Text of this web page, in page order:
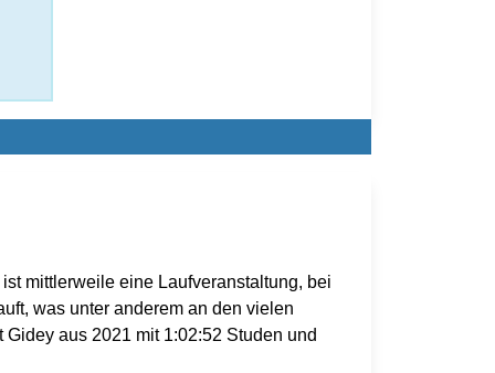
mittlerweile eine Laufveranstaltung, bei
was unter anderem an den vielen
aus 2021 mit 1:02:52 Studen und